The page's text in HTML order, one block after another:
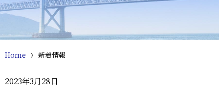
Home 新着情報
2023年3月28日